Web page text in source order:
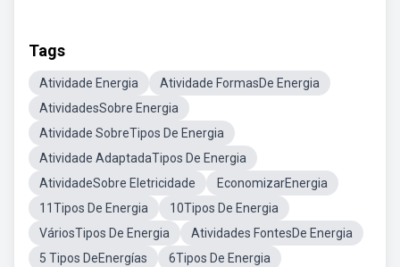
Tags
Atividade Energia
Atividade FormasDe Energia
AtividadesSobre Energia
Atividade SobreTipos De Energia
Atividade AdaptadaTipos De Energia
AtividadeSobre Eletricidade
EconomizarEnergia
11Tipos De Energia
10Tipos De Energia
VáriosTipos De Energia
Atividades FontesDe Energia
5 Tipos DeEnergías
6Tipos De Energia